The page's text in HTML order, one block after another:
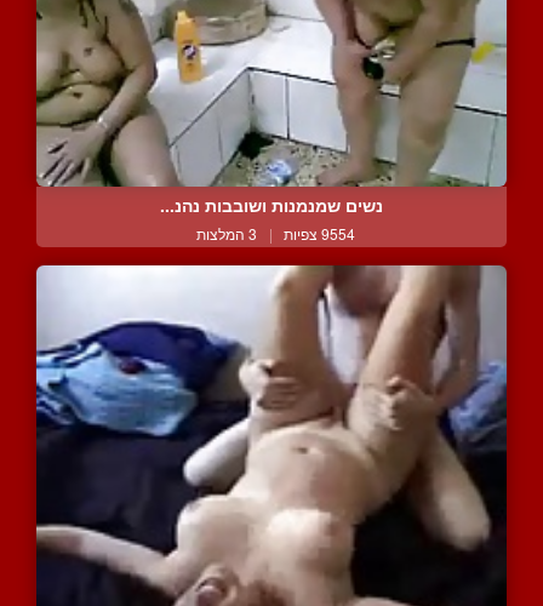
נשים שמנמנות ושובבות נהנ...
9554 צפיות | 3 המלצות